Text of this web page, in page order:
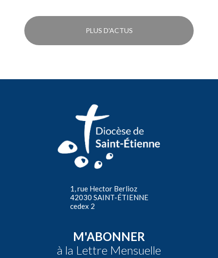
PLUS D'ACTUS
1, rue Hector Berlioz
42030 SAINT-ÉTIENNE
cedex 2
M'ABONNER
à la Lettre Mensuelle